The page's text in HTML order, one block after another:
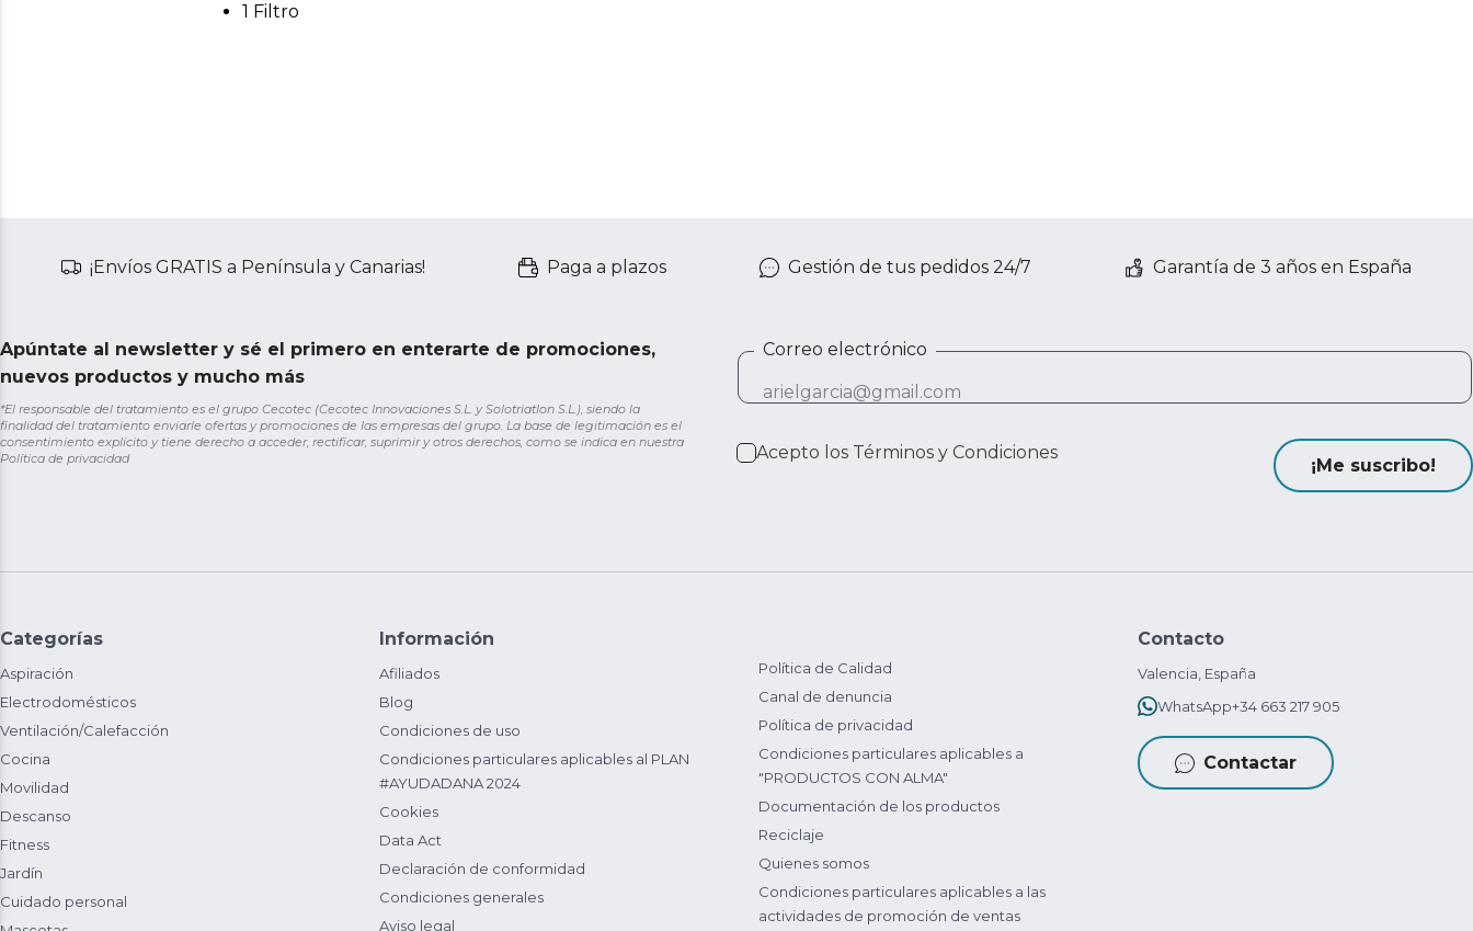
1 Filtro
¡Envíos GRATIS a Península y Canarias! Paga a plazos Gestión de tus pedidos 24/7 Garantía de 3 años en España
Apúntate al newsletter y sé el primero en enterarte de promociones,
nuevos productos y mucho más
*El responsable del tratamiento es el grupo Cecotec (Cecotec Innovaciones S.L. y Solotriatlon S.L.), siendo la
finalidad del tratamiento enviarle ofertas y promociones de las empresas del grupo. La base de legitimación es el
consentimiento explícito y tiene derecho a acceder, rectificar, suprimir y otros derechos, como se indica en nuestra
Política de privacidad
Correo electrónico
Acepto los Términos y Condiciones
¡Me suscribo!
Categorías
Aspiración
Electrodomésticos
Ventilación/Calefacción
Cocina
Movilidad
Descanso
Fitness
Jardín
Cuidado personal
Información
Afiliados
Blog
Condiciones de uso
Condiciones particulares aplicables al PLAN
#AYUDADANA 2024
Cookies
Data Act
Declaración de conformidad
Condiciones generales
Aviso legal
Política de Calidad
Canal de denuncia
Política de privacidad
Condiciones particulares aplicables a
"PRODUCTOS CON ALMA"
Documentación de los productos
Reciclaje
Quienes somos
Condiciones particulares aplicables a las
actividades de promoción de ventas
Contacto
Valencia, España
WhatsApp+34 663 217 905
Contactar